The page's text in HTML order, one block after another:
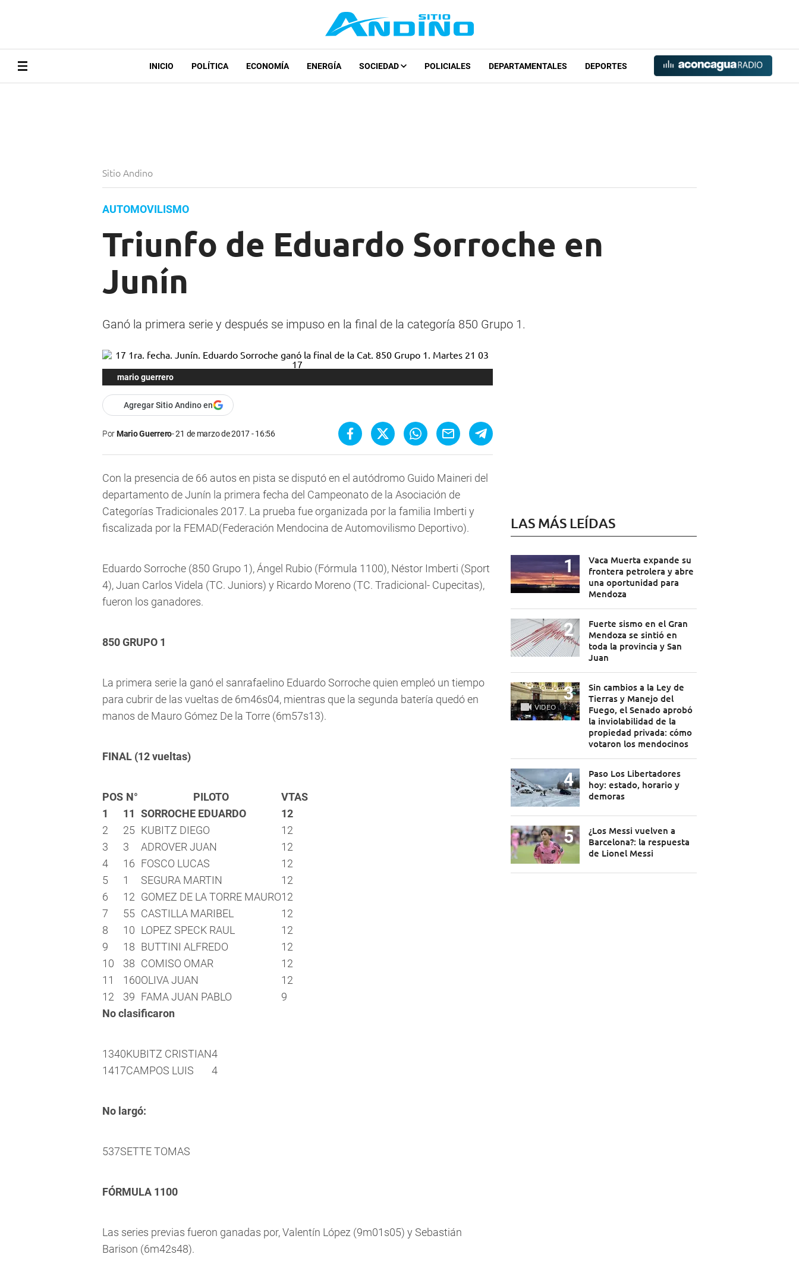
INICIO POLÍTICA ECONOMÍA ENERGÍA SOCIEDAD POLICIALES DEPARTAMENTALES DEPORTES
Sitio Andino
AUTOMOVILISMO
Triunfo de Eduardo Sorroche en
Junín
Ganó la primera serie y después se impuso en la final de la categoría 850 Grupo 1.
mario guerrero
Agregar Sitio Andino en
PorMario Guerrero 21 de marzo de 2017 - 16:56
Con la presencia de 66 autos en pista se disputó en el autódromo Guido Maineri del
departamento de Junín la primera fecha del Campeonato de la Asociación de
Categorías Tradicionales 2017. La prueba fue organizada por la familia Imberti y
fiscalizada por la FEMAD(Federación Mendocina de Automovilismo Deportivo).
Eduardo Sorroche (850 Grupo 1), Ángel Rubio (Fórmula 1100), Néstor Imberti (Sport
4), Juan Carlos Videla (TC. Juniors) y Ricardo Moreno (TC. Tradicional- Cupecitas),
fueron los ganadores.
850 GRUPO 1
La primera serie la ganó el sanrafaelino Eduardo Sorroche quien empleó un tiempo
para cubrir de las vueltas de 6m46s04, mientras que la segunda batería quedó en
manos de Mauro Gómez De la Torre (6m57s13).
FINAL (12 vueltas)
POS N° PILOTO
VTAS
1
11 SORROCHE EDUARDO
12
2
25 KUBITZ DIEGO
12
3
3 ADROVER JUAN
12
4
16 FOSCO LUCAS
12
5
1 SEGURA MARTIN
12
6
12 GOMEZ DE LA TORRE MAURO12
7
55 CASTILLA MARIBEL
12
8
10 LOPEZ SPECK RAUL
12
9
18 BUTTINI ALFREDO
12
10
38 COMISO OMAR
12
11
160OLIVA JUAN
12
12
39 FAMA JUAN PABLO
9
No clasificaron
1340KUBITZ CRISTIAN4
1417CAMPOS LUIS 4
No largó:
537SETTE TOMAS
FÓRMULA 1100
Las series previas fueron ganadas por, Valentín López (9m01s05) y Sebastián
Barison (6m42s48).
LAS MÁS LEÍDAS
Vaca Muerta expande su
frontera petrolera y abre
una oportunidad para
Mendoza
Fuerte sismo en el Gran
Mendoza se sintió en
toda la provincia y San
Juan
VIDEO
Sin cambios a la Ley de
Tierras y Manejo del
Fuego, el Senado aprobó
la inviolabilidad de la
propiedad privada: cómo
votaron los mendocinos
Paso Los Libertadores
hoy: estado, horario y
demoras
¿Los Messi vuelven a
Barcelona?: la respuesta
de Lionel Messi